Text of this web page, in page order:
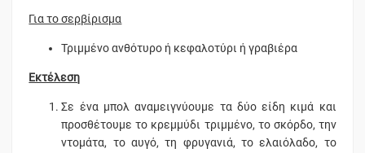
Για το σερβίρισμα
Τριμμένο ανθότυρο ή κεφαλοτύρι ή γραβιέρα
Εκτέλεση
Σε ένα μπολ αναμειγνύουμε τα δύο είδη κιμά και
προσθέτουμε το κρεμμύδι τριμμένο, το σκόρδο, την
ντομάτα, το αυγό, τη φρυγανιά, το ελαιόλαδο, το